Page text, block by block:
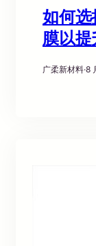
如何选
膜以
广柔新材料·8